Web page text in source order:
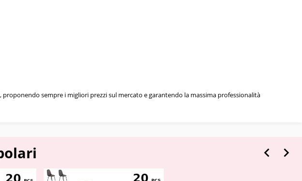
sempre i migliori prezzi sul mercato e garantendo la massima professionalità
 